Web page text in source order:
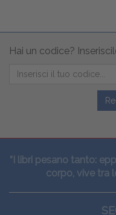
Hai un codice?
“I libri pesano tanto:
corpo, vive tra